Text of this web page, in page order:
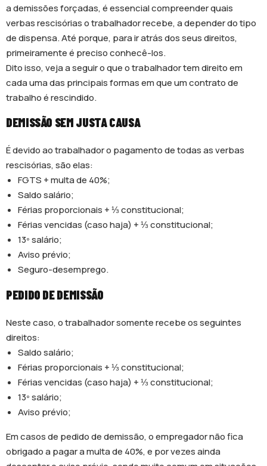
a demissões forçadas, é essencial compreender quais
verbas rescisórias o trabalhador recebe, a depender do tipo
de dispensa. Até porque, para ir atrás dos seus direitos,
primeiramente é preciso conhecê-los.
Dito isso, veja a seguir o que o trabalhador tem direito em
cada uma das principais formas em que um contrato de
trabalho é rescindido.
DEMISSÃO SEM JUSTA CAUSA
É devido ao trabalhador o pagamento de todas as verbas
rescisórias, são elas:
FGTS + multa de 40%;
Saldo salário;
Férias proporcionais + ⅓ constitucional;
Férias vencidas (caso haja) + ⅓ constitucional;
13º salário;
Aviso prévio;
Seguro-desemprego.
PEDIDO DE DEMISSÃO
Neste caso, o trabalhador somente recebe os seguintes
direitos:
Saldo salário;
Férias proporcionais + ⅓ constitucional;
Férias vencidas (caso haja) + ⅓ constitucional;
13º salário;
Aviso prévio;
Em casos de pedido de demissão, o empregador não fica
obrigado a pagar a multa de 40%, e por vezes ainda